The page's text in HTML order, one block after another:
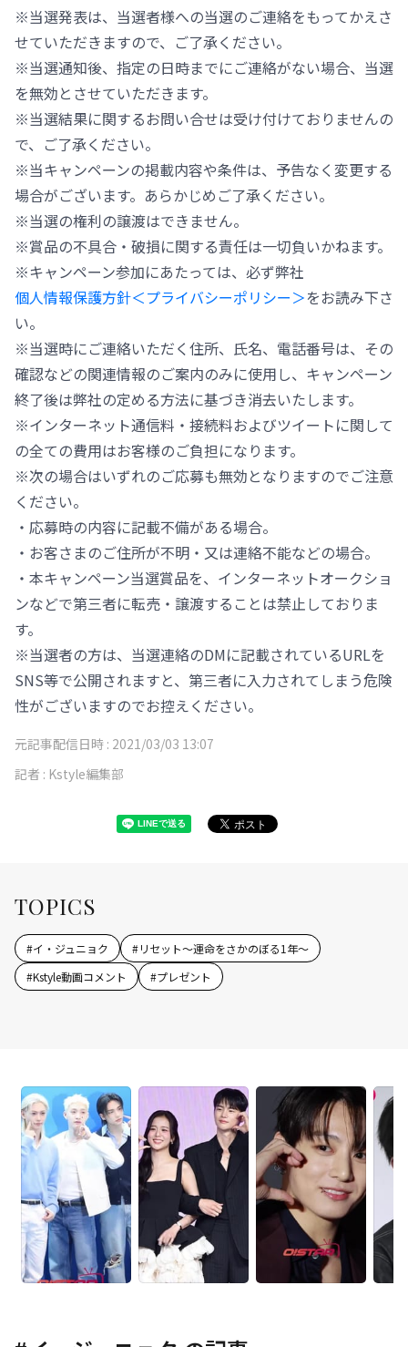
※当選発表は、当選者様への当選のご連絡をもってかえさ
せていただきますので、ご了承ください。
※当選通知後、指定の日時までにご連絡がない場合、当選
を無効とさせていただきます。
※当選結果に関するお問い合せは受け付けておりませんの
で、ご了承ください。
※当キャンペーンの掲載内容や条件は、予告なく変更する
場合がございます。あらかじめご了承ください。
※当選の権利の譲渡はできません。
※賞品の不具合・破損に関する責任は一切負いかねます。
※キャンペーン参加にあたっては、必ず弊社
個人情報保護方針＜プライバシーポリシー＞をお読み下さ
い。
※当選時にご連絡いただく住所、氏名、電話番号は、その
確認などの関連情報のご案内のみに使用し、キャンペーン
終了後は弊社の定める方法に基づき消去いたします。
※インターネット通信料・接続料およびツイートに関して
の全ての費用はお客様のご負担になります。
※次の場合はいずれのご応募も無効となりますのでご注意
ください。
・応募時の内容に記載不備がある場合。
・お客さまのご住所が不明・又は連絡不能などの場合。
・本キャンペーン当選賞品を、インターネットオークショ
ンなどで第三者に転売・譲渡することは禁止しておりま
す。
※当選者の方は、当選連絡のDMに記載されているURLを
SNS等で公開されますと、第三者に入力されてしまう危険
性がございますのでお控えください。
元記事配信日時 : 2021/03/03 13:07
記者 : Kstyle編集部
TOPICS
#イ・ジュニョク #リセット～運命をさかのぼる1年～
#Kstyle動画コメント #プレゼント